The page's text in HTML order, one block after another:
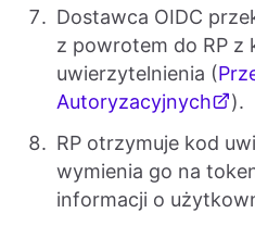
Dostawca OIDC
z powrotem do RP z
uwierzytelnienia (
Autoryzacyjnych
).
RP otrzymuje kod
wymienia go na
informacji o